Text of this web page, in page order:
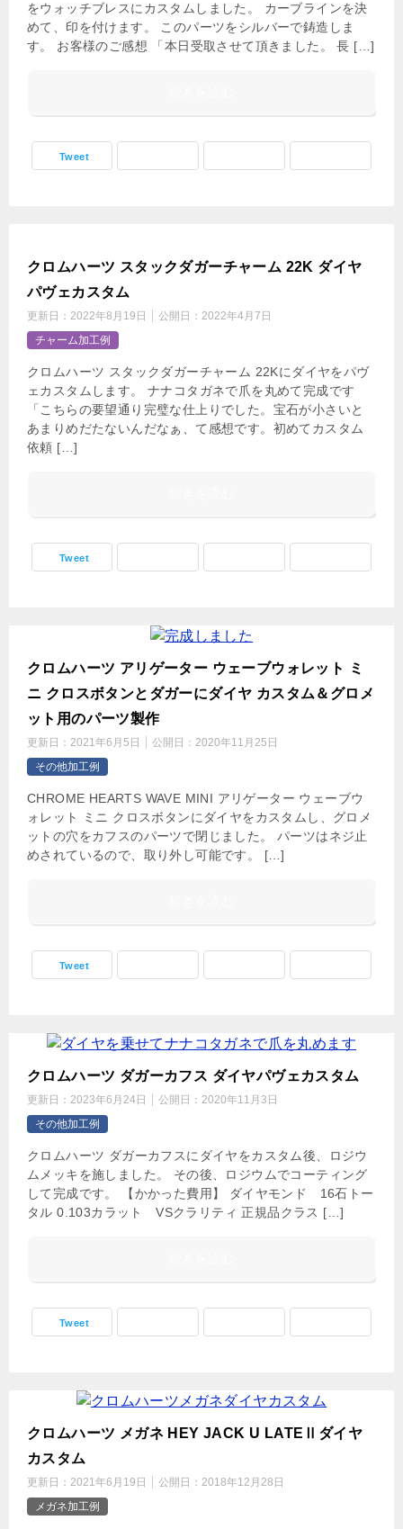
をウォッチブレスにカスタムしました。 カーブラインを決
めて、印を付けます。 このパーツをシルバーで鋳造しま
す。 お客様のご感想 「本日受取させて頂きました。 長 […]
Tweet
クロムハーツ スタックダガーチャーム 22K ダイヤ
パヴェカスタム
更新日： 2022年8月19日 公開日： 2022年4月7日
チャーム加工例
クロムハーツ スタックダガーチャーム 22Kにダイヤをパヴ
ェカスタムします。 ナナコタガネで爪を丸めて完成です
「こちらの要望通り完璧な仕上りでした。宝石が小さいと
あまりめだたないんだなぁ、て感想です。初めてカスタム
依頼 […]
Tweet
クロムハーツ アリゲーター ウェーブウォレット ミ
ニ クロスボタンとダガーにダイヤ カスタム＆グロメ
ット用のパーツ製作
更新日： 2021年6月5日 公開日： 2020年11月25日
その他加工例
CHROME HEARTS WAVE MINI アリゲーター ウェーブウ
ォレット ミニ クロスボタンにダイヤをカスタムし、グロメ
ットの穴をカフスのパーツで閉じました。 パーツはネジ止
めされているので、取り外し可能です。 […]
Tweet
クロムハーツ ダガーカフス ダイヤパヴェカスタム
更新日： 2023年6月24日 公開日： 2020年11月3日
その他加工例
クロムハーツ ダガーカフスにダイヤをカスタム後、ロジウ
ムメッキを施しました。 その後、ロジウムでコーティング
して完成です。 【かかった費用】 ダイヤモンド 16石トー
タル 0.103カラット VSクラリティ 正規品クラス […]
Tweet
クロムハーツ メガネ HEY JACK U LATEⅡダイヤ
カスタム
更新日： 2021年6月19日 公開日： 2018年12月28日
メガネ加工例